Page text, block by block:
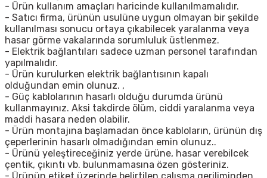
- Ürün kullanım amaçları haricinde kullanılmamalıdır.
- Satıcı firma, ürünün usulüne uygun olmayan bir şekilde
kullanılması sonucu ortaya çıkabilecek yaralanma veya
hasar görme vakalarında sorumluluk üstlenmez.
- Elektrik bağlantıları sadece uzman personel tarafından
yapılmalıdır.
- Ürün kurulurken elektrik bağlantısının kapalı
olduğundan emin olunuz. ,
- Güç kablolarının hasarlı olduğu durumda ürünü
kullanmayınız. Aksi takdirde ölüm, ciddi yaralanma veya
maddi hasara neden olabilir.
- Ürün montajına başlamadan önce kabloların, ürünün dış
çeperlerinin hasarlı olmadığından emin olunuz..
- Ürünü yeleştireceğiniz yerde ürüne, hasar verebilcek
çentik, çıkıntı vb. bulunmamasına özen gösteriniz.